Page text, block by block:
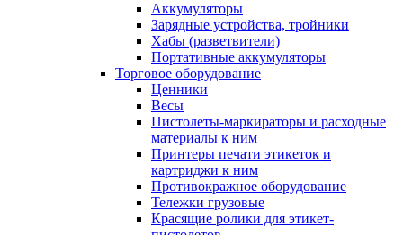
Аккумуляторы
Зарядные устройства, тройники
Хабы (разветвители)
Портативные аккумуляторы
Торговое оборудование
Ценники
Весы
Пистолеты-маркираторы и расходные
материалы к ним
Принтеры печати этикеток и
картриджи к ним
Противокражное оборудование
Тележки грузовые
Красящие ролики для этикет-